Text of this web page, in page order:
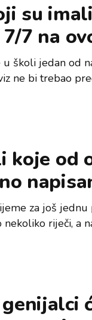
su
7 na
školi jedan od
ne bi trebao
koje od
za još
nekoliko riječi, a